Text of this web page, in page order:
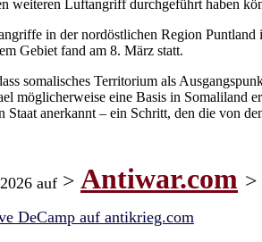
weiteren Luftangriff durchgeführt haben
in der nordöstlichen Region
Gebiet fand am 8. März statt.
somalisches Territorium als
möglicherweise eine Basis in Somaliland
Staat anerkannt – ein Schritt, den die von
auf > Antiwar.com >
DeCamp auf antikrieg.com